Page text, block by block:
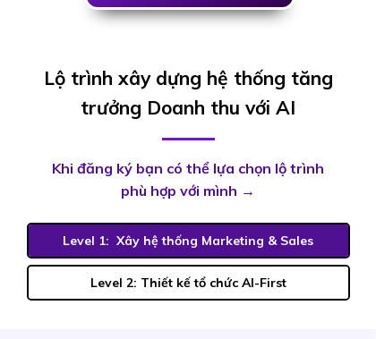
Lộ trình xây dựng hệ thống tăng
trưởng Doanh thu với AI
Khi đăng ký bạn có thể lựa chọn lộ trình
phù hợp với mình →
Level 2: Thiết kế tổ chức AI-First
Level 1: Xây hệ thống Marketing & Sales